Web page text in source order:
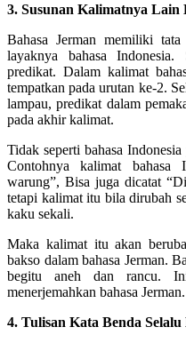
3. Susunan Kalimatnya Lain
Bahasa Jerman memiliki
layaknya bahasa Indonesia.
predikat. Dalam kalimat
tempatkan pada urutan ke-2.
lampau, predikat dalam
pada akhir kalimat.
Tidak seperti bahasa
Contohnya kalimat bahasa
warung”, Bisa juga dicatat
tetapi kalimat itu bila dirubah
kaku sekali.
Maka kalimat itu akan
bakso dalam bahasa Jerman.
begitu aneh dan rancu.
menerjemahkan bahasa Jerman.
4. Tulisan Kata Benda